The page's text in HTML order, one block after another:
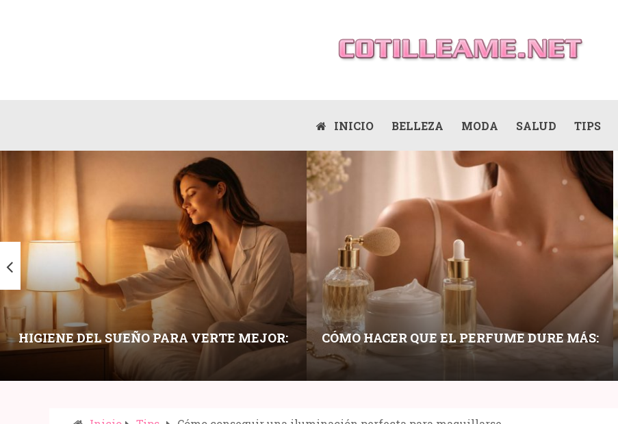
INICIO BELLEZA MODA SALUD TIPS
HIGIENE DEL SUEÑO PARA VERTE MEJOR:
HÁBITOS NOCTURNOS QUE MEJORAN PIEL,
OJERAS Y ENERGÍA
CÓMO HACER QUE EL PERFUME DURE MÁS:
LAYERING, HIDRATACIÓN Y PUNTOS DE